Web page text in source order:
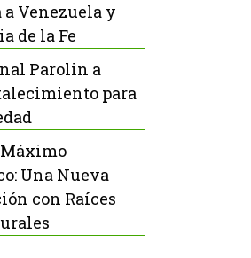
Venezuela y
de la Fe
Parolin a
para
Máximo
Una Nueva
con Raíces